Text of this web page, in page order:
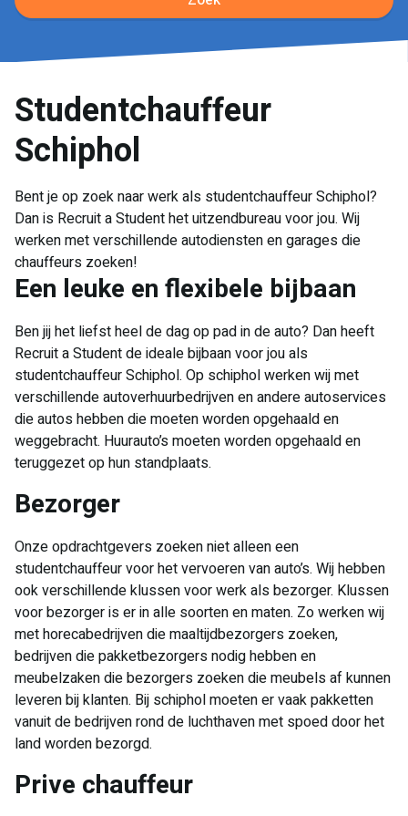
Studentchauffeur
Schiphol
Bent je op zoek naar werk als studentchauffeur Schiphol?
Dan is Recruit a Student het uitzendbureau voor jou. Wij
werken met verschillende autodiensten en garages die
chauffeurs zoeken!
Een leuke en flexibele bijbaan
Ben jij het liefst heel de dag op pad in de auto? Dan heeft
Recruit a Student de ideale bijbaan voor jou als
studentchauffeur Schiphol. Op schiphol werken wij met
verschillende autoverhuurbedrijven en andere autoservices
die autos hebben die moeten worden opgehaald en
weggebracht. Huurauto’s moeten worden opgehaald en
teruggezet op hun standplaats.
Bezorger
Onze opdrachtgevers zoeken niet alleen een
studentchauffeur voor het vervoeren van auto’s. Wij hebben
ook verschillende klussen voor werk als bezorger. Klussen
voor bezorger is er in alle soorten en maten. Zo werken wij
met horecabedrijven die maaltijdbezorgers zoeken,
bedrijven die pakketbezorgers nodig hebben en
meubelzaken die bezorgers zoeken die meubels af kunnen
leveren bij klanten. Bij schiphol moeten er vaak pakketten
vanuit de bedrijven rond de luchthaven met spoed door het
land worden bezorgd.
Prive chauffeur